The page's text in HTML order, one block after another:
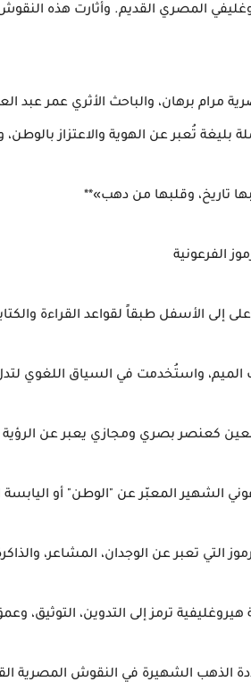
المصري القديم. وأثارت هذه
مرام برهان، والباحث الأثري عمر عبد
تُعبر عن الهوية والاعتزاز بالوطن،
تاريخ، وقلبها من دهب»**
الفرعونية
إلى الأسفل طبقاً لقواعد القراءة
ترمز إلى التدوين، التوثيق،